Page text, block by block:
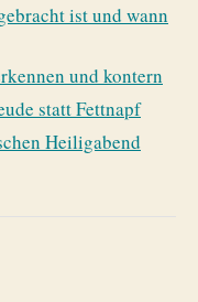
ist und wann
und kontern
statt Fettnapf
Heiligabend